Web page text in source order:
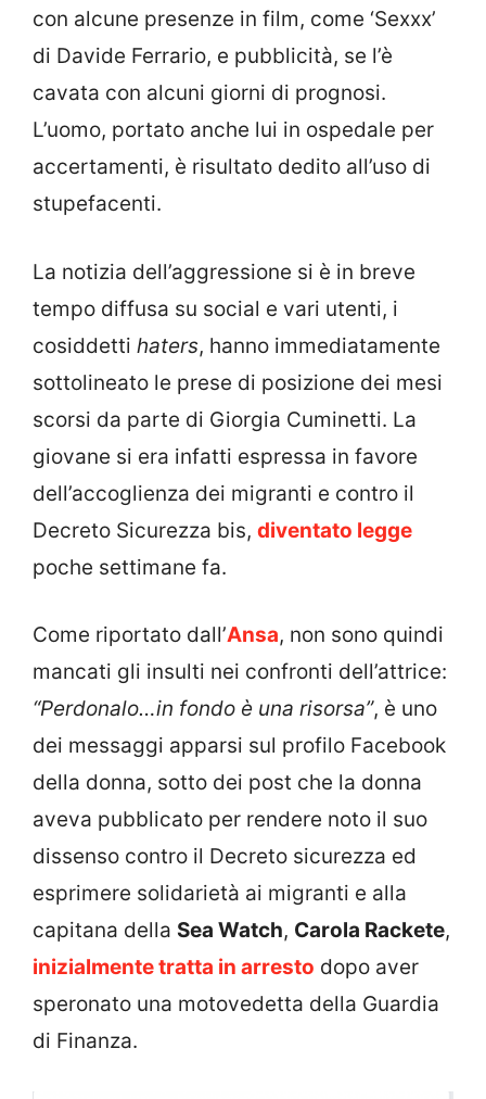
con alcune presenze in film, come ‘Sexxx’
di Davide Ferrario, e pubblicità, se l’è
cavata con alcuni giorni di prognosi.
L’uomo, portato anche lui in ospedale per
accertamenti, è risultato dedito all’uso di
stupefacenti.
La notizia dell’aggressione si è in breve
tempo diffusa su social e vari utenti, i
cosiddetti haters, hanno immediatamente
sottolineato le prese di posizione dei mesi
scorsi da parte di Giorgia Cuminetti. La
giovane si era infatti espressa in favore
dell’accoglienza dei migranti e contro il
Decreto Sicurezza bis, diventato legge
poche settimane fa.
Come riportato dall’Ansa, non sono quindi
mancati gli insulti nei confronti dell’attrice:
“Perdonalo…in fondo è una risorsa”, è uno
dei messaggi apparsi sul profilo Facebook
della donna, sotto dei post che la donna
aveva pubblicato per rendere noto il suo
dissenso contro il Decreto sicurezza ed
esprimere solidarietà ai migranti e alla
capitana della Sea Watch, Carola Rackete,
inizialmente tratta in arresto dopo aver
speronato una motovedetta della Guardia
di Finanza.